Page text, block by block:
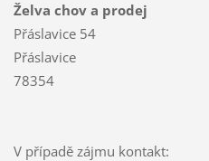
Želva chov a prodej
Přáslavice 54
Přáslavice
78354
V případě zájmu kontakt: